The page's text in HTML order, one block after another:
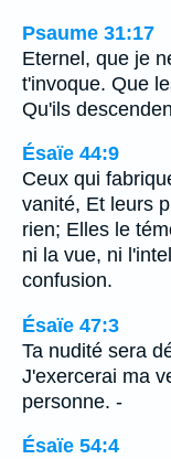
Psaume 31:17
Eternel, que je
t'invoque. Que
Qu'ils
Ésaïe 44:9
Ceux qui
vanité, Et leurs
rien; Elles le
ni la vue, ni
confusion.
Ésaïe 47:3
Ta nudité sera
J'exercerai ma
personne. -
Ésaïe 54:4